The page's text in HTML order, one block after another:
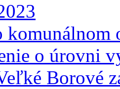
komunálnom
o úrovni
Borové